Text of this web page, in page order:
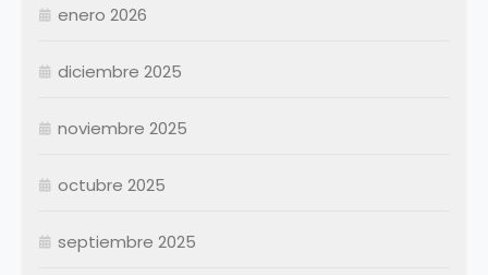
Junio
Agosto
Noviembre
Resumen Permanentes
Junio
Agosto
Noviembre
Resumen Permanentes
enero 2026
diciembre 2025
noviembre 2025
octubre 2025
septiembre 2025